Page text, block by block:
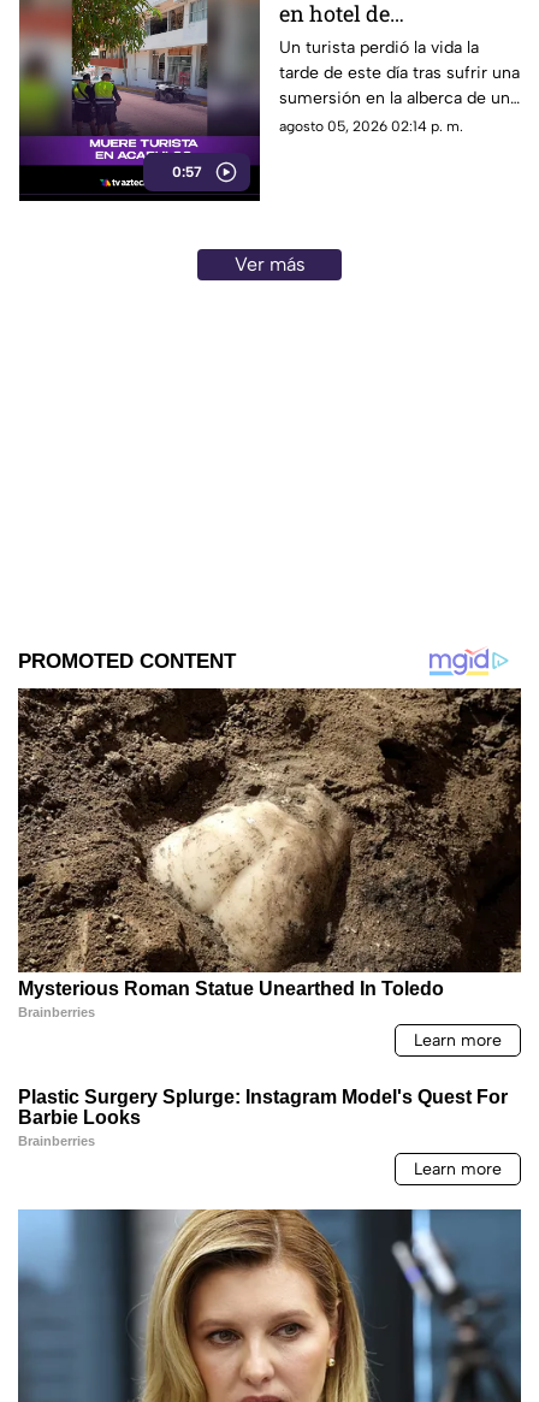
0:57
en hotel de
fraccionamiento Las
Playas en Acapulco
Un turista perdió la vida la
tarde de este día tras sufrir una
sumersión en la alberca de un
hospedaje ubicado sobre la
agosto 05, 2026 02:14 p. m.
Ver más